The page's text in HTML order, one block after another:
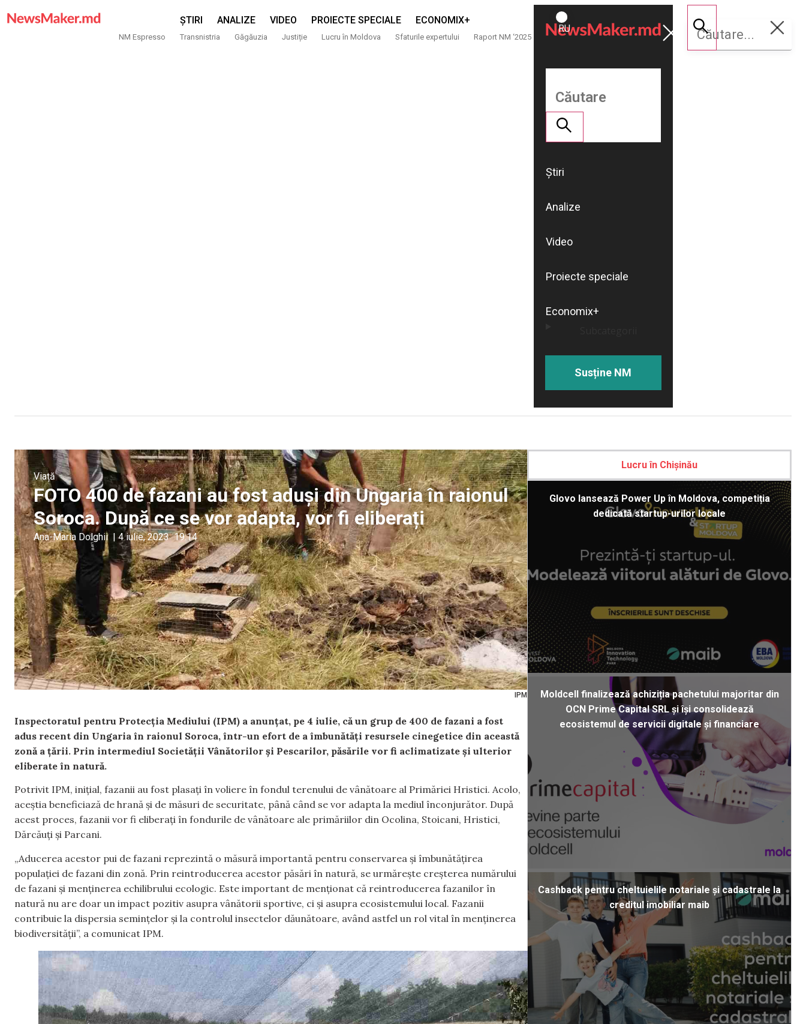
ȘTIRI ANALIZE VIDEO PROIECTE SPECIALE ECONOMIX+
NM Espresso Transnistria Găgăuzia Justiție Lucru în Moldova Sfaturile expertului Raport NM ‘2025
ROMÂNĂ
RU
Susține
NM
Știri
Analize
Video
Proiecte speciale
Economix+
Susține NM
IPM
Viață
FOTO 400 de fazani au fost aduși din Ungaria în raionul
Soroca. După ce se vor adapta, vor fi eliberați
Ana-Maria Dolghii | 4 iulie, 2023 19:14
Inspectoratul pentru Protecția Mediului (IPM) a anunțat, pe 4 iulie, că un grup de 400 de fazani a fost
adus recent din Ungaria în raionul Soroca, într-un efort de a îmbunătăți resursele cinegetice din această
zonă a țării. Prin intermediul Societății Vânătorilor și Pescarilor, păsările vor fi aclimatizate și ulterior
eliberate în natură.
Potrivit IPM, inițial, fazanii au fost plasați în voliere în fondul terenului de vânătoare al Primăriei Hristici. Acolo,
aceștia beneficiază de hrană și de măsuri de securitate, până când se vor adapta la mediul înconjurător. După
acest proces, fazanii vor fi eliberați în fondurile de vânătoare ale primăriilor din Ocolina, Stoicani, Hristici,
Dărcăuți și Parcani.
„Aducerea acestor pui de fazani reprezintă o măsură importantă pentru conservarea și îmbunătățirea
populației de fazani din zonă. Prin reintroducerea acestor păsări în natură, se urmărește creșterea numărului
de fazani și menținerea echilibrului ecologic. Este important de menționat că reintroducerea fazanilor în
natură nu are doar un impact pozitiv asupra vânătorii sportive, ci și asupra ecosistemului local. Fazanii
contribuie la dispersia semințelor și la controlul insectelor dăunătoare, având astfel un rol vital în menținerea
biodiversității”, a comunicat IPM.
Lucru în Chișinău
Glovo lansează Power Up în Moldova, competiția
dedicată startup-urilor locale
Moldcell finalizează achiziția pachetului majoritar din
OCN Prime Capital SRL și își consolidează
ecosistemul de servicii digitale și financiare
Cashback pentru cheltuielile notariale și cadastrale la
creditul imobiliar maib